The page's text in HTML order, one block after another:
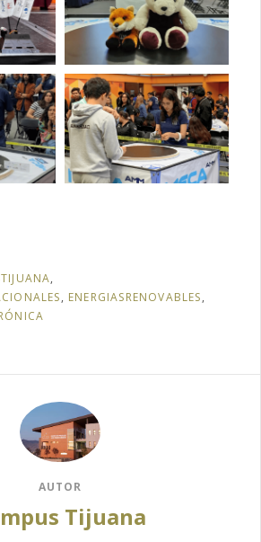
,
, ENERGIASRENOVABLES,
AUTOR
Tijuana